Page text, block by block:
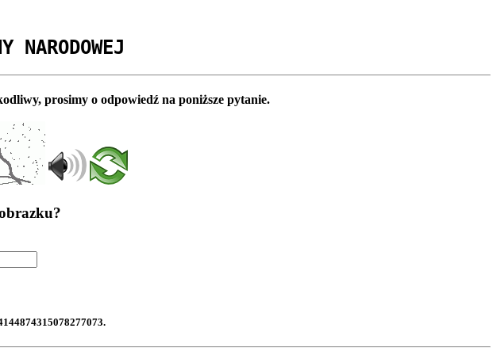
NARODOWEJ
prosimy o odpowiedź na poniższe pytanie.
.